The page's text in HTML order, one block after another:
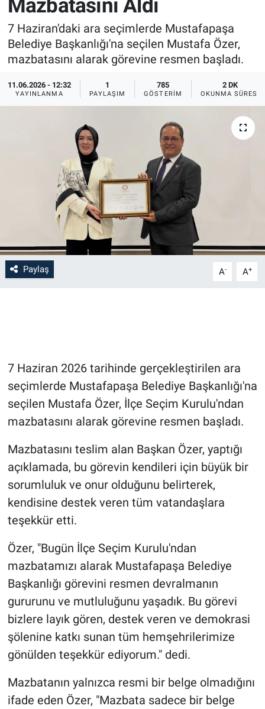
Mazbatasını Aldı
7 Haziran'daki ara seçimlerde Mustafapaşa
Belediye Başkanlığı'na seçilen Mustafa Özer,
mazbatasını alarak görevine resmen başladı.
11.06.2026 - 12:32
YAYINLANMA
1
PAYLAŞIM
785
GÖSTERIM
2 DK
OKUNMA SÜRESI
Paylaş A- A+
7 Haziran 2026 tarihinde gerçekleştirilen ara
seçimlerde Mustafapaşa Belediye Başkanlığı'na
seçilen Mustafa Özer, İlçe Seçim Kurulu'ndan
mazbatasını alarak görevine resmen başladı.
Mazbatasını teslim alan Başkan Özer, yaptığı
açıklamada, bu görevin kendileri için büyük bir
sorumluluk ve onur olduğunu belirterek,
kendisine destek veren tüm vatandaşlara
teşekkür etti.
Özer, "Bugün İlçe Seçim Kurulu'ndan
mazbatamızı alarak Mustafapaşa Belediye
Başkanlığı görevini resmen devralmanın
gururunu ve mutluluğunu yaşadık. Bu görevi
bizlere layık gören, destek veren ve demokrasi
şölenine katkı sunan tüm hemşehrilerimize
gönülden teşekkür ediyorum." dedi.
Mazbatanın yalnızca resmi bir belge olmadığını
ifade eden Özer, "Mazbata sadece bir belge
Sağlık
Yerel
Genel
İlan - Duyuru- Mesaj
Türkiye Gündemi
Sizden Gelenler
Eğitim
Kültür
3.Sayfa
Medya
Kayseri
Niğde
Aksaray
Kırşehir
Yerel
Asayiş
Kültür - Sanat
Politika
Magazin
Çevre
İlan - Duyuru- Mesaj
Türkiye Gündemi
Sizden Gelenler